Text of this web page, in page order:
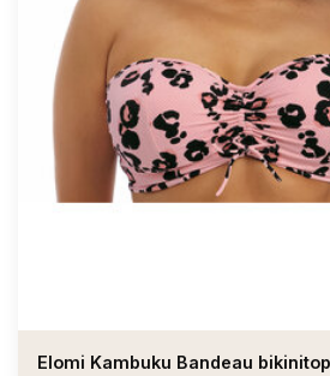
Elomi Kambuku Bandeau bikinitop met beugel kleur